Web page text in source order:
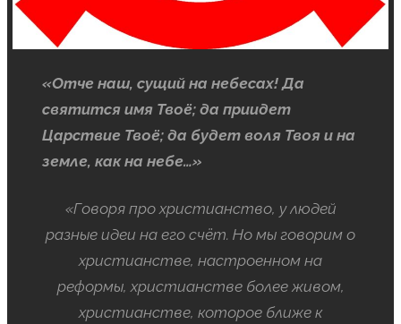
«Отче наш, сущий на небесах! Да
святится имя Твоё; да приидет
Царствие Твоё; да будет воля Твоя и на
земле, как на небе…»
«Говоря про христианство, у людей
разные идеи на его счёт. Но мы говорим о
христианстве, настроенном на
реформы, христианстве более живом,
христианстве, которое ближе к